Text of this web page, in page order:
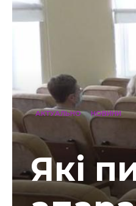
АКТУАЛЬНО НОВИНИ
Які